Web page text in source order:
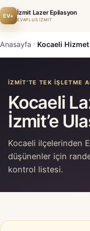
EV+ İzmit Lazer Epilasyon
EVAPLUS İZMİT
Anasayfa Kocaeli Hizmet
İZMIT’TE TEK IŞLETME
Kocaeli
İzmit’e
Kocaeli ilçelerinden
düşünenler için
kontrol listesi.